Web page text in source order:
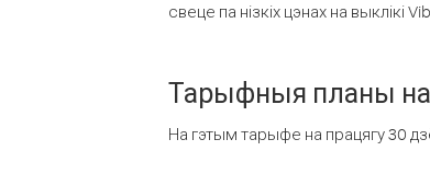
свеце па нізкіх цэнах на выклікі
Тарыфныя планы
На гэтым тарыфе на працягу 30